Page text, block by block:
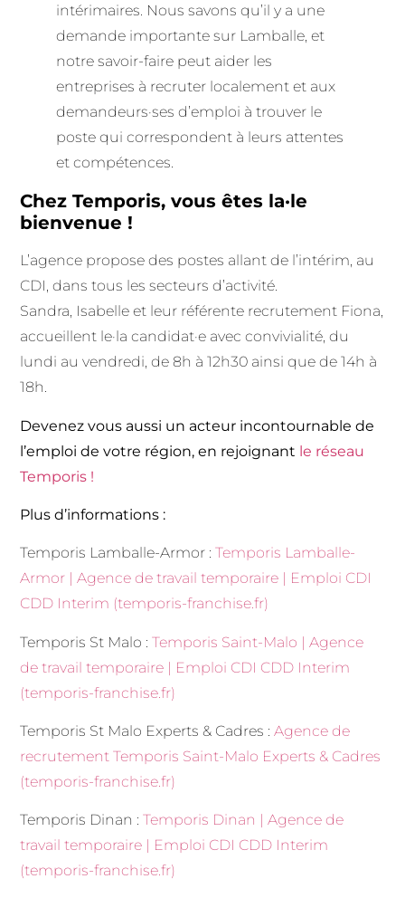
intérimaires. Nous savons qu’il y a une
demande importante sur Lamballe, et
notre savoir-faire peut aider les
entreprises à recruter localement et aux
demandeurs·ses d’emploi à trouver le
poste qui correspondent à leurs attentes
et compétences.
Chez Temporis, vous êtes la·le
bienvenue !
L’agence propose des postes allant de l’intérim, au
CDI, dans tous les secteurs d’activité.
Sandra, Isabelle et leur référente recrutement Fiona,
accueillent le·la candidat·e avec convivialité, du
lundi au vendredi, de 8h à 12h30 ainsi que de 14h à
18h.
Devenez vous aussi un acteur incontournable de
l’emploi de votre région, en rejoignant le réseau
Temporis !
Plus d’informations :
Temporis Lamballe-Armor :Temporis Lamballe-
Armor | Agence de travail temporaire | Emploi CDI
CDD Interim (temporis-franchise.fr)
Temporis St Malo :Temporis Saint-Malo | Agence
de travail temporaire | Emploi CDI CDD Interim
(temporis-franchise.fr)
Temporis St Malo Experts & Cadres :Agence de
recrutement Temporis Saint-Malo Experts & Cadres
(temporis-franchise.fr)
Temporis Dinan :Temporis Dinan | Agence de
travail temporaire | Emploi CDI CDD Interim
(temporis-franchise.fr)